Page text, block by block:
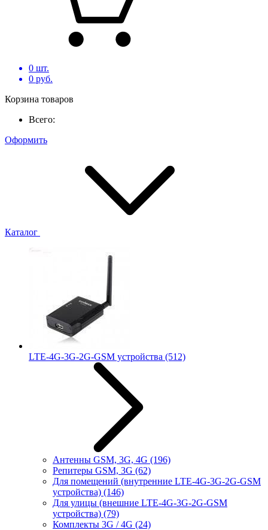
0 шт.
0 руб.
Корзина товаров
Всего:
Оформить
Каталог
LTE-4G-3G-2G-GSM устройства (512)
Антенны GSM, 3G, 4G (196)
Репитеры GSM, 3G (62)
Для помещений (внутренние LTE-4G-3G-2G-GSM
устройства) (146)
Для улицы (внешние LTE-4G-3G-2G-GSM
устройства) (79)
Комплекты 3G / 4G (24)